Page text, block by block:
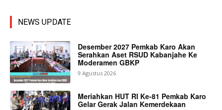
NEWS UPDATE
Desember 2027 Pemkab Karo Akan
Serahkan Aset RSUD Kabanjahe Ke
Moderamen GBKP
9 Agustus 2026
Meriahkan HUT RI Ke-81 Pemkab Karo
Gelar Gerak Jalan Kemerdekaan